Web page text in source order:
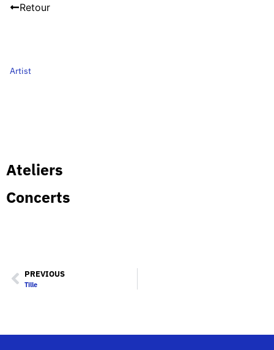
Retour
Artist
Ateliers
Concerts
PREVIOUS
Tille